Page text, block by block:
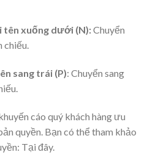
tên xuống dưới (N):Chuyển
chiếu.
sang trái (P): Chuyển sang
cáo quý khách hàng ưu
quyền. Bạn có thể tham khảo
Tại đây.